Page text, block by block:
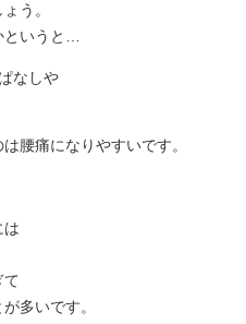
う。
いうと…
なしや
腰痛になりやすいです。
は
て
多いです。